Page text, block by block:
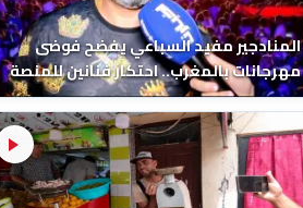
المنادجير مفيد السباعي يفضح فوضى
مهرجانات بالمغرب.. احتكار فنانين للمنصة
واقصاء اخرين